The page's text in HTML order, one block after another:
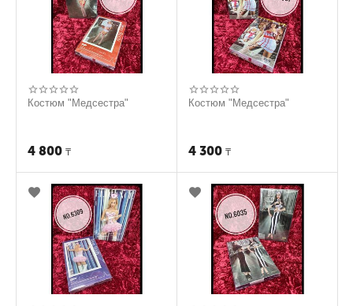
Костюм "Медсестра"
4 800 ₸
Костюм "Медсестра"
4 300 ₸